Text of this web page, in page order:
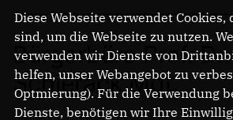
Bürgerbüro Prof.
Schierack MdL
Diese Webseite verwendet Cookies,
sind, um die Webseite zu nutzen.
verwenden wir Dienste von
helfen, unser Webangebot zu
Optmierung). Für die Verwendung
Dienste, benötigen wir Ihre